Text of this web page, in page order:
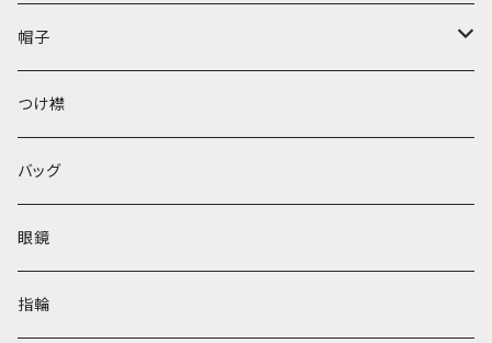
帽子
ベレー帽
つけ襟
バッグ
眼鏡
指輪